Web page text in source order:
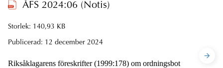
ÅFS 2024:06 (Notis)
Storlek: 140,93 KB
Publicerad: 12 december 2024
Riksåklagarens föreskrifter (1999:178) om ordningsbot